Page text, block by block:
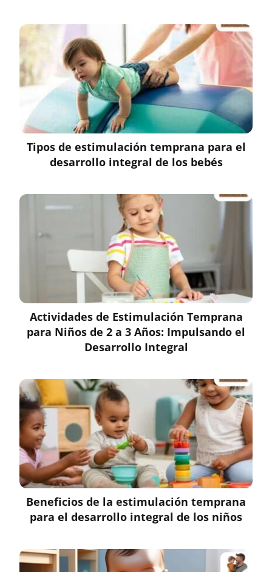
Tipos de estimulación temprana para el
desarrollo integral de los bebés
Actividades de Estimulación Temprana
para Niños de 2 a 3 Años: Impulsando el
Desarrollo Integral
Beneficios de la estimulación temprana
para el desarrollo integral de los niños